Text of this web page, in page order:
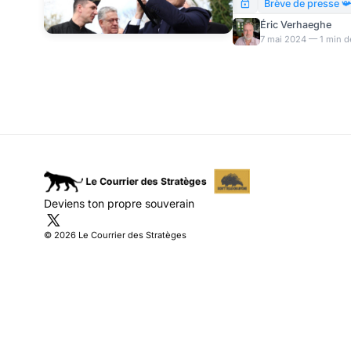
par Thalès pour lutter
350 millions € ne
Brève de presse 📯
Éric Verhaeghe
7 mai 2024 — 1 min
Deviens ton propre souverain
© 2026 Le Courrier des Stratèges